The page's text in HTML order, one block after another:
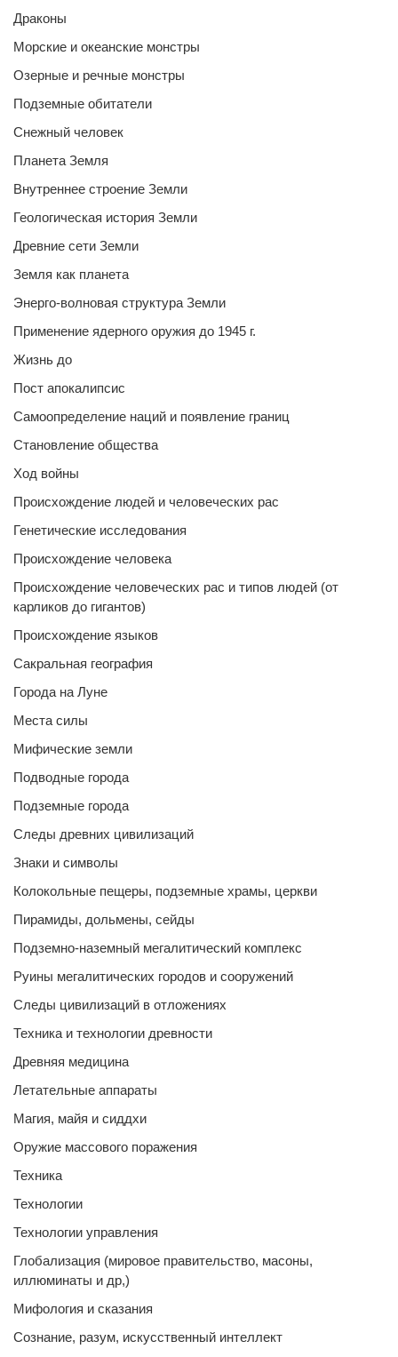
Драконы
Морские и океанские монстры
Озерные и речные монстры
Подземные обитатели
Снежный человек
Планета Земля
Внутреннее строение Земли
Геологическая история Земли
Древние сети Земли
Земля как планета
Энерго-волновая структура Земли
Применение ядерного оружия до 1945 г.
Жизнь до
Пост апокалипсис
Самоопределение наций и появление границ
Становление общества
Ход войны
Происхождение людей и человеческих рас
Генетические исследования
Происхождение человека
Происхождение человеческих рас и типов людей (от
карликов до гигантов)
Происхождение языков
Сакральная география
Города на Луне
Места силы
Мифические земли
Подводные города
Подземные города
Следы древних цивилизаций
Знаки и символы
Колокольные пещеры, подземные храмы, церкви
Пирамиды, дольмены, сейды
Подземно-наземный мегалитический комплекс
Руины мегалитических городов и сооружений
Следы цивилизаций в отложениях
Техника и технологии древности
Древняя медицина
Летательные аппараты
Магия, майя и сиддхи
Оружие массового поражения
Техника
Технологии
Технологии управления
Глобализация (мировое правительство, масоны,
иллюминаты и др,)
Мифология и сказания
Сознание, разум, искусственный интеллект